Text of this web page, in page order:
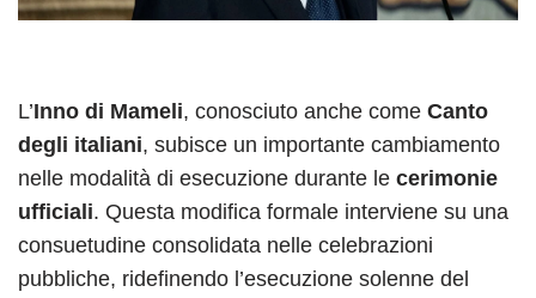
L’Inno di Mameli, conosciuto anche come Canto
degli italiani, subisce un importante cambiamento
nelle modalità di esecuzione durante le cerimonie
ufficiali. Questa modifica formale interviene su una
consuetudine consolidata nelle celebrazioni
pubbliche, ridefinendo l’esecuzione solenne del